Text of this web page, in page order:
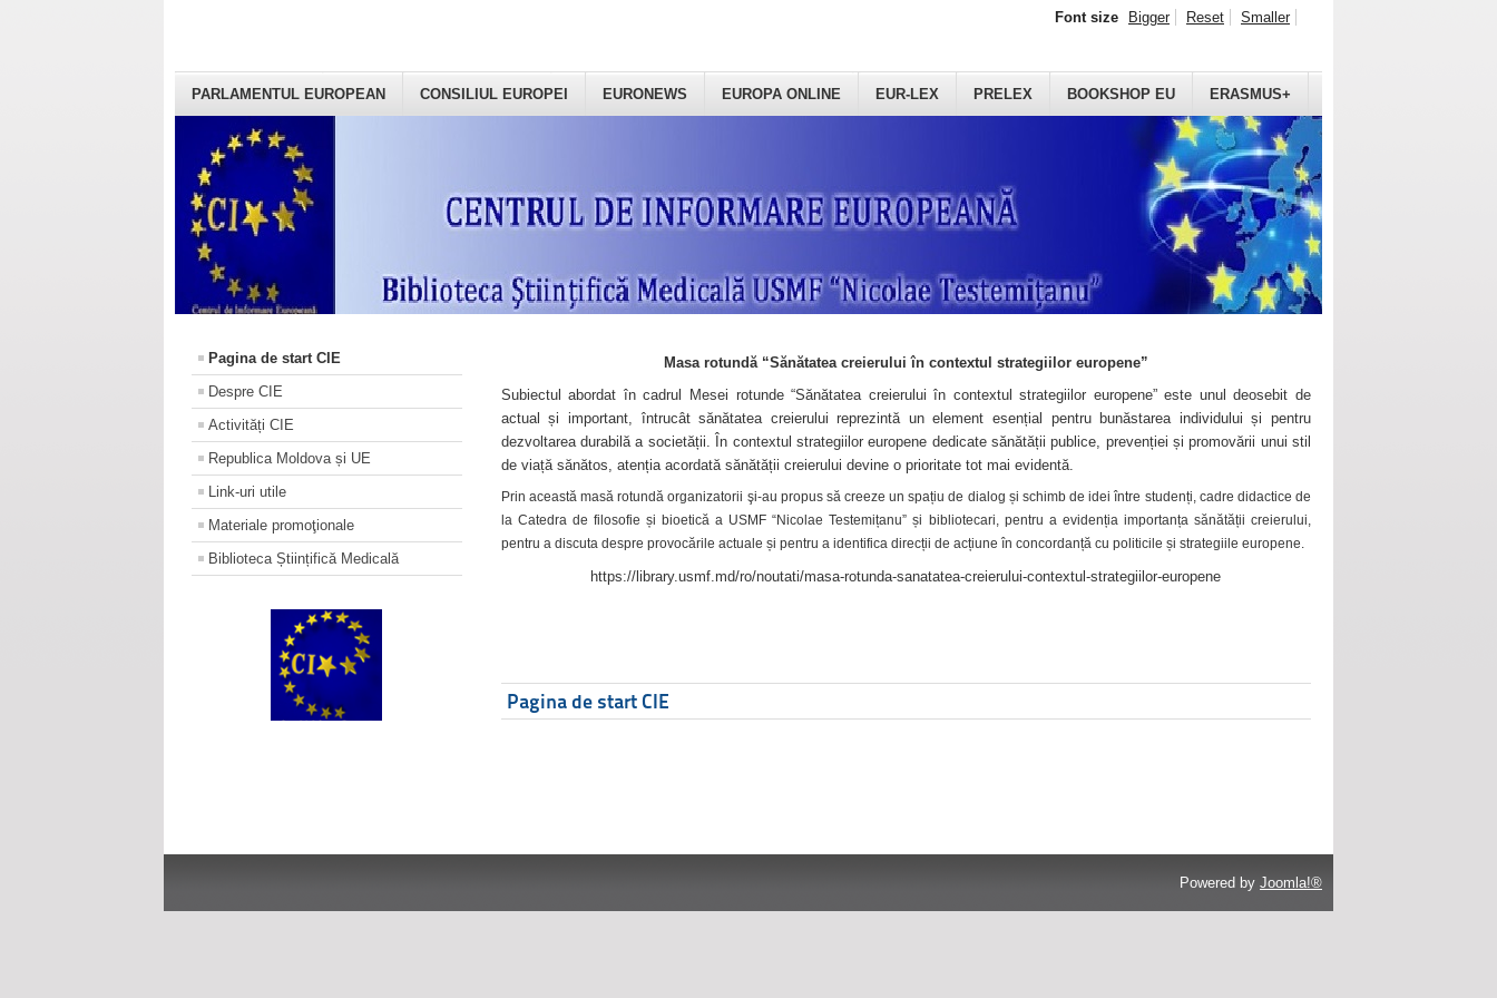
PARLAMENTUL EUROPEAN CONSILIUL EUROPEI EURONEWS EUROPA ONLINE EUR-LEX PRELEX BOOKSHOP EU ERASMUS+
Font size Bigger Reset Smaller
Pagina de start CIE
Despre CIE
Activități CIE
Republica Moldova și UE
Link-uri utile
Materiale promoţionale
Biblioteca Științifică Medicală
Masa rotundă “Sănătatea creierului în contextul strategiilor europene”
Subiectul abordat în cadrul Mesei rotunde “Sănătatea creierului în contextul strategiilor europene” este unul deosebit de
actual și important, întrucât sănătatea creierului reprezintă un element esențial pentru bunăstarea individului și pentru
dezvoltarea durabilă a societății. În contextul strategiilor europene dedicate sănătății publice, prevenției și promovării unui stil
de viață sănătos, atenția acordată sănătății creierului devine o prioritate tot mai evidentă.
Prin această masă rotundă organizatorii şi-au propus să creeze un spațiu de dialog și schimb de idei între studenți, cadre didactice de
la Catedra de filosofie și bioetică a USMF “Nicolae Testemițanu” și bibliotecari, pentru a evidenția importanța sănătății creierului,
pentru a discuta despre provocările actuale și pentru a identifica direcții de acțiune în concordanță cu politicile și strategiile europene.
https://library.usmf.md/ro/noutati/masa-rotunda-sanatatea-creierului-contextul-strategiilor-europene
Pagina de start CIE
Powered by Joomla!®